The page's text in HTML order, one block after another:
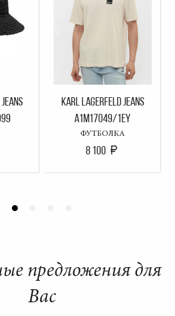
KARL LAGERFELD JEANS
A1M17049/1EY
ФУТБОЛКА
8 100
предложения для
Вас